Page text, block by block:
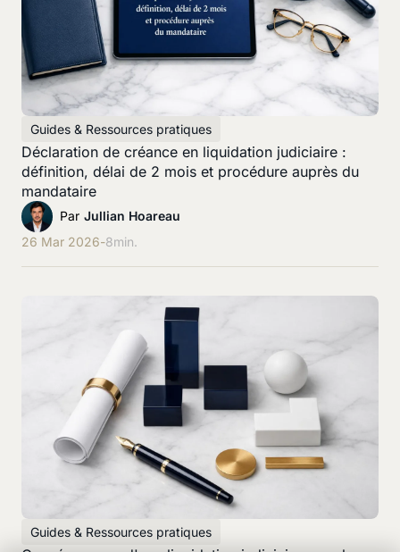
Guides & Ressources pratiques
Déclaration de créance en liquidation judiciaire :
définition, délai de 2 mois et procédure auprès du
mandataire
Par Jullian Hoareau
26 Mar 2026-8min.
Guides & Ressources pratiques